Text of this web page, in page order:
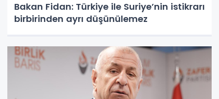
Bakan Fidan: Türkiye ile Suriye’nin istikrarı
birbirinden ayrı düşünülemez